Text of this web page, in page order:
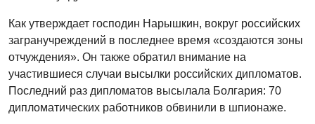
Как утверждает господин Нарышкин, вокруг российских
загранучреждений в последнее время «создаются зоны
отчуждения». Он также обратил внимание на
участившиеся случаи высылки российских дипломатов.
Последний раз дипломатов высылала Болгария: 70
дипломатических работников обвинили в шпионаже.